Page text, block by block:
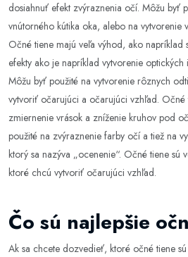
dosiahnuť efekt zvýraznenia očí. Môžu byť
vnútorného kútika oka, alebo na vytvorenie
Očné tiene majú veľa výhod, ako napríklad
efekty ako je napríklad vytvorenie
Môžu byť použité na vytvorenie rôznych
vytvoriť očarujúci a očarujúci vzhľad. Očné
zmiernenie vrások a zníženie kruhov pod
použité na zvýraznenie farby očí a tiež na
ktorý sa nazýva „ocenenie“. Očné tiene sú
ktoré chcú vytvoriť očarujúci vzhľad.
Čo sú najlepšie
Ak sa chcete dozvedieť, ktoré očné tiene